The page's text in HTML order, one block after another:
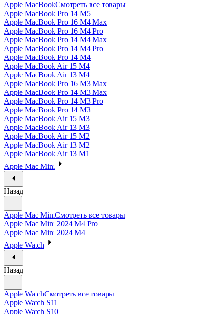
Apple MacBookСмотреть все товары
Apple MacBook Pro 14 M5
Apple MacBook Pro 16 M4 Max
Apple MacBook Pro 16 M4 Pro
Apple MacBook Pro 14 M4 Max
Apple MacBook Pro 14 M4 Pro
Apple MacBook Pro 14 M4
Apple MacBook Air 15 M4
Apple MacBook Air 13 M4
Apple MacBook Pro 16 M3 Max
Apple MacBook Pro 14 M3 Max
Apple MacBook Pro 14 M3 Pro
Apple MacBook Pro 14 M3
Apple MacBook Air 15 M3
Apple MacBook Air 13 M3
Apple MacBook Air 15 M2
Apple MacBook Air 13 M2
Apple MacBook Air 13 M1
Apple Mac Mini
Назад
Apple Mac MiniСмотреть все товары
Apple Mac Mini 2024 M4 Pro
Apple Mac Mini 2024 M4
Apple Watch
Назад
Apple WatchСмотреть все товары
Apple Watch S11
Apple Watch S10